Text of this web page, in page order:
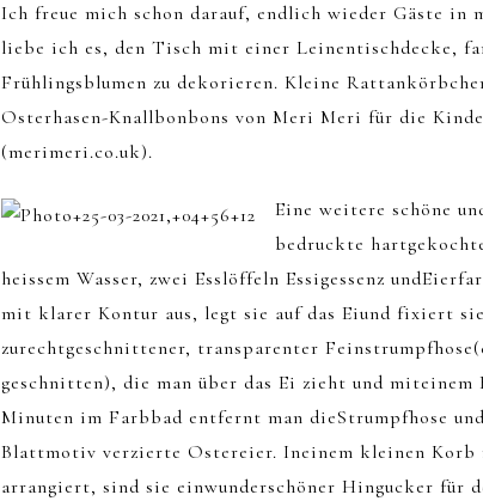
Ich freue mich schon darauf, endlich wieder Gäste in
liebe ich es, den Tisch mit einer Leinentischdecke,
Frühlingsblumen zu dekorieren. Kleine
Osterhasen-Knallbonbons von Meri Meri für die
(merimeri.co.uk).
Eine weitere schöne
bedruckte
heissem Wasser, zwei Esslöffeln Essigessenz
mit klarer Kontur aus, legt sie auf das Eiund fixiert
zurechtgeschnittener, transparenter
geschnitten), die man über das Ei zieht und
Minuten im Farbbad entfernt man dieStrumpfhose
Blattmotiv verzierte Ostereier. Ineinem kleinen Korb
arrangiert, sind sie einwunderschöner Hingucker für